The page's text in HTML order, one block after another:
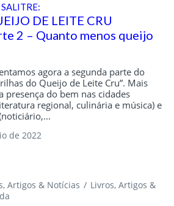
DE LEITE CRU
2 – Quanto menos queijo
agora a segunda parte do
do Queijo de Leite Cru”. Mais
presença do bem nas cidades
regional, culinária e música) e
de 2022
Artigos & Notícias
Livros, Artigos &